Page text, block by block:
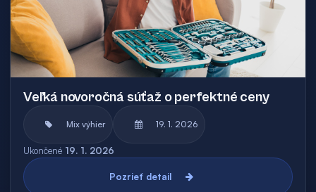
Veľká novoročná súťaž o perfektné ceny
Mix výhier 19. 1. 2026
Ukončené 19. 1. 2026
Pozrieť detail